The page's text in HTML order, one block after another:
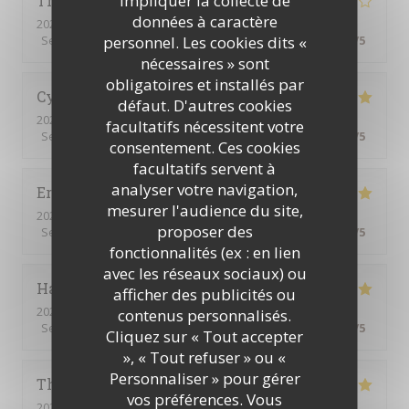
données à caractère
personnel. Les cookies dits «
nécessaires » sont
obligatoires et installés par
défaut. D'autres cookies
facultatifs nécessitent votre
consentement. Ces cookies
facultatifs servent à
analyser votre navigation,
mesurer l'audience du site,
proposer des
fonctionnalités (ex : en lien
avec les réseaux sociaux) ou
afficher des publicités ou
contenus personnalisés.
Cliquez sur « Tout accepter
», « Tout refuser » ou «
Personnaliser » pour gérer
vos préférences. Vous
2026-08-06
- 20:00 - Couverts 3
Service
/5 Ambiance: /5 Cuisine:4/5 Qualité / Prix /5
Cynthia V
2026-08-01
- 19:00 - Couverts 6
Service
/5 Ambiance: 4 /5 Cuisine:5/5 Qualité / Prix /5
Eric
2026-08-03
- 19:00 - Couverts 3
Service
Ambiance:5/5 Cuisine:5 /5
Hakan
2026-07-31
- 12:00 - Couverts 2
Service
Ambiance /5 Cuisine /5
Thierry